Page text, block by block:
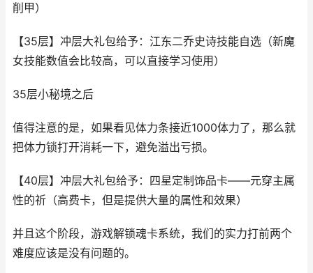
削甲）
【35层】冲层大礼包给予：江东二乔史诗技能自选（新魔
女技能数值会比较高，可以直接学习使用）
35层小秘境之后
值得注意的是，如果看见体力条接近1000体力了，那么就
把体力锁打开消耗一下，避免溢出亏损。
【40层】冲层大礼包给予：四星定制饰品卡——元穿主属
性的祈（高费卡，但是提供大量的属性和效果）
并且这个阶段，游戏解锁魂卡系统，我们的实力打前两个
难度应该是没有问题的。